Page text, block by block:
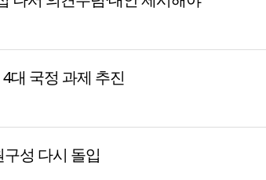
대 국정 과제 추진
성 다시 돌입